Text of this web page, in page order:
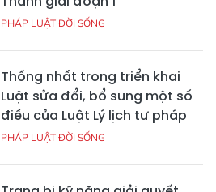
PHÁP LUẬT ĐỜI SỐNG
Thống nhất trong triển khai
Luật sửa đổi, bổ sung một số
điều của Luật Lý lịch tư pháp
PHÁP LUẬT ĐỜI SỐNG